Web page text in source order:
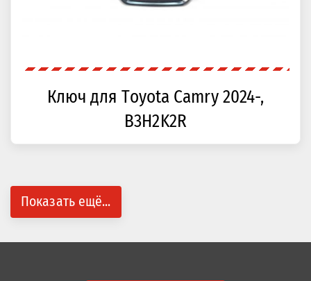
Ключ для Toyota Camry 2024-,
B3H2K2R
Показать ещё...